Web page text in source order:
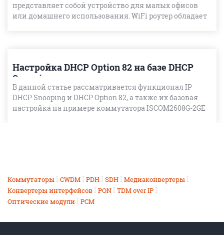
представляет собой устройство для малых офисов
или домашнего использования. WiFi роутер обладает
Настройка DHCP Option 82 на базе DHCP
Snooping
В данной статье рассматривается функционал IP
DHCP Snooping и DHCP Option 82, а также их базовая
настройка на примере коммутатора ISCOM2608G-2GE
Коммутаторы I CWDM I PDH I SDH I Медиаконвертеры I
Конвертеры интерфейсов I PON I TDM over IP I
Оптические модули I PCM